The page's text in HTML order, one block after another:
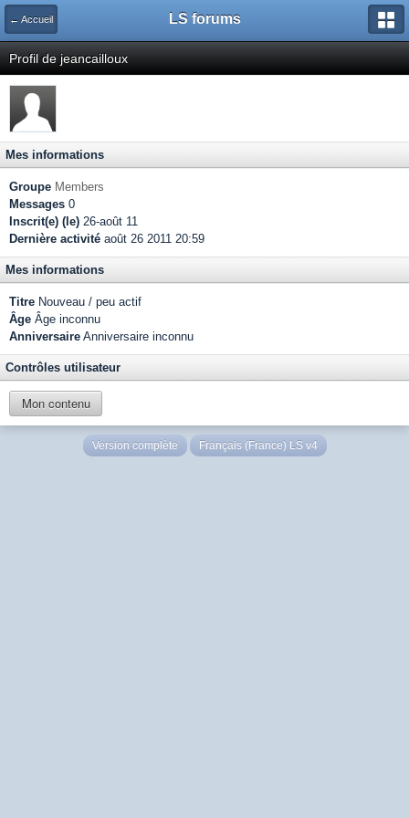
← Accueil LS forums
Profil de jeancailloux
Mes informations
Groupe Members
Messages 0
Inscrit(e) (le) 26-août 11
Dernière activité août 26 2011 20:59
Mes informations
Titre Nouveau / peu actif
Âge Âge inconnu
Anniversaire Anniversaire inconnu
Contrôles utilisateur
Mon contenu
Version complète Français (France) LS v4